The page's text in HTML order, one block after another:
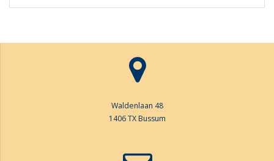
Waldenlaan 48
1406 TX Bussum